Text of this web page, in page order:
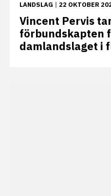
LANDSLAG | 22 OKTOBER
Vincent Pervis
förbundskapten
damlandslaget i